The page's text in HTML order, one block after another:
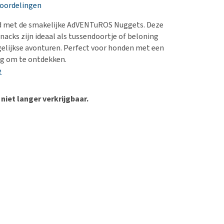
en conditie
pezen en botten
de smakelijke AdVENTuROS Nuggets. Deze
zijn ideaal als tussendoortje of beloning
avonturen. Perfect voor honden met een
om te ontdekken.
langer verkrijgbaar.